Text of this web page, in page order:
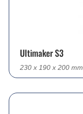
Ultimaker S3
230 x 190 x 200 mm